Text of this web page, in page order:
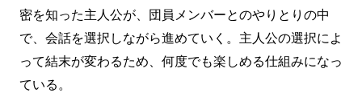
密を知った主人公が、団員メンバーとのやりとりの中
で、会話を選択しながら進めていく。主人公の選択によ
って結末が変わるため、何度でも楽しめる仕組みになっ
ている。